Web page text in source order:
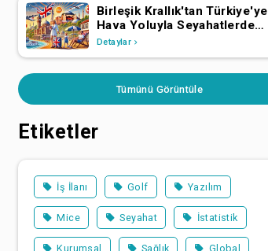
Birleşik Krallık'tan Türkiye'ye
Hava Yoluyla Seyahatlerde
2024'te Önemli Büyüme
Detaylar
Tümünü Görüntüle
Etiketler
İş İlanı Golf Yazılım
Mice Seyahat İstatistik
Kurumsal Sağlık Global